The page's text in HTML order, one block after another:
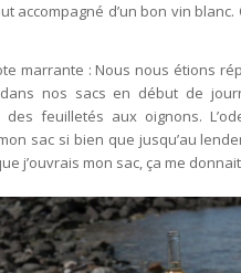
accompagné d’un bon vin blanc.
marrante : Nous nous étions
nos sacs en début de
des feuilletés aux oignons.
sac si bien que jusqu’au
j’ouvrais mon sac, ça me